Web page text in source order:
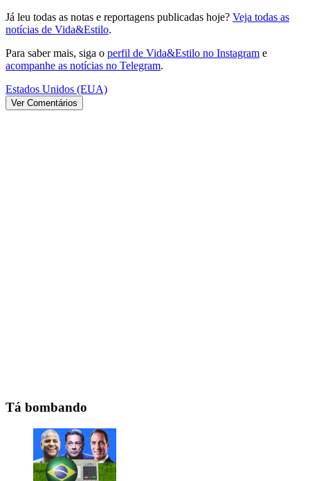
Já leu todas as notas e reportagens publicadas hoje? Veja todas as
notícias de Vida&Estilo.
Para saber mais, siga o perfil de Vida&Estilo no Instagram e
acompanhe as notícias no Telegram.
Estados Unidos (EUA)
Ver Comentários
Tá bombando